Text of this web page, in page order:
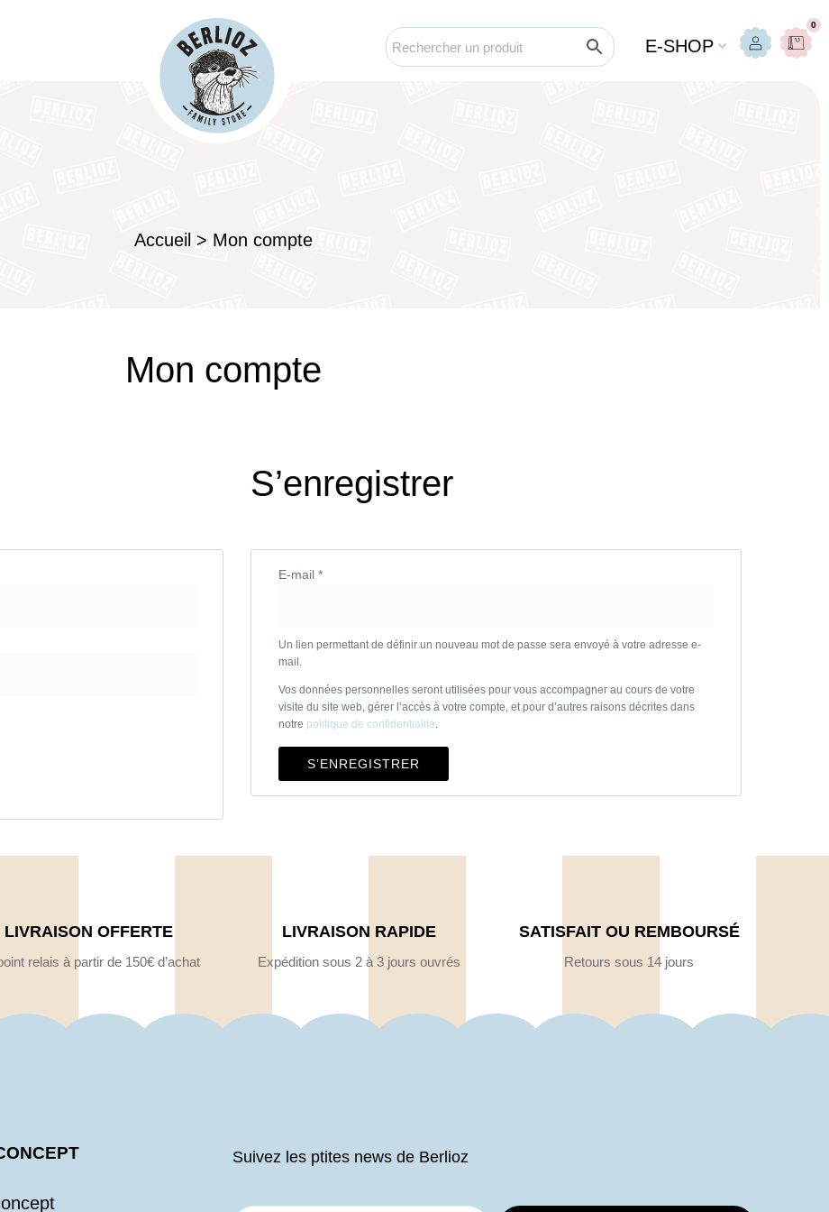
E-SHOP
0
Accueil > Mon compte
Mon compte
S’enregistrer
E-mail *
Un lien permettant de définir un nouveau mot de passe sera envoyé à votre adresse e-
mail.
Vos données personnelles seront utilisées pour vous accompagner au cours de votre
visite du site web, gérer l’accès à votre compte, et pour d’autres raisons décrites dans
notre politique de confidentialité.
S’ENREGISTRER
LIVRAISON OFFERTE
relais à partir de 150€ d’achat
LIVRAISON RAPIDE
Expédition sous 2 à 3 jours ouvrés
SATISFAIT OU REMBOURSÉ
Retours sous 14 jours
Suivez les ptites news de Berlioz